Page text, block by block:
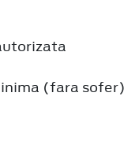
(fara sofer)